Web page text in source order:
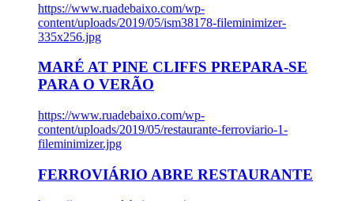
https://www.ruadebaixo.com/wp-
content/uploads/2019/05/ism38178-fileminimizer-
335x256.jpg
MARÉ AT PINE CLIFFS PREPARA-SE
PARA O VERÃO
https://www.ruadebaixo.com/wp-
content/uploads/2019/05/restaurante-ferroviario-1-
fileminimizer.jpg
FERROVIÁRIO ABRE RESTAURANTE